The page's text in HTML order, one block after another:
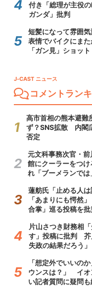
付き「総理が主役
ガンダ」批判
短髪になって雰囲
表情でバイクにま
「ガン見」ショット
J-CAST ニュース
コメントラン
高市首相の熊本避難
ず？SNS拡散 内閣
否定
元文科事務次官・
館にクーラーをつ
れ「ブーメランでは
蓮舫氏「止める人は
「あまりにも愕然
合掌」巡る投稿を批
片山さつき財務相
す」投稿に批判 芥
失政の結果だろう」
「想定外でいいの
ウンスは？」 イオ
い記者質問に疑問も